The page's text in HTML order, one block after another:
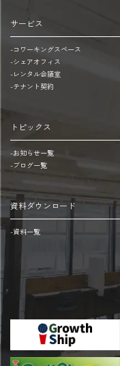
駅：
徒
歩
5
分
服
町
(西
鉄
バ
ス)：
徒
歩
駅
面
キ
ン
グ
※
本
ル
1
階
に
あ
り
平
日・
8:00~20:00
200
20:00~8:00
サービス
-コワーキングスペース
-シェアオフィス
-レンタル会議室
-テナント契約
トピックス
-お知らせ一覧
-ブログ一覧
資料ダウンロード
-資料一覧